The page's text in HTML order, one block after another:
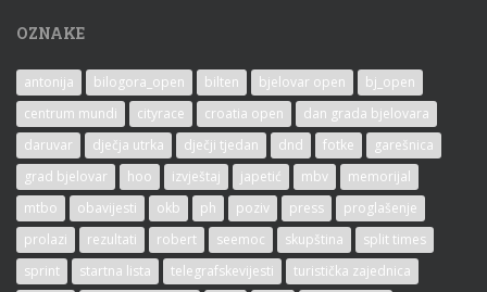
OZNAKE
antonija bilogora_open bilten bjelovar open
bj_open
centrum mundi
cityrace croatia open
dan grada bjelovara
daruvar
dječja utrka dječji tjedan dnd fotke
garešnica
grad bjelovar
hoo izvještaj japetić mbv
memorijal
mtbo
obavijesti okb ph poziv press
proglašenje
prolazi
rezultati robert seemoc skupština
split times
sprint
startna lista telegrafskevijesti turistička zajednica